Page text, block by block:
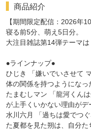
商品紹介
【期間限定配信：2026年
寝る前5分、萌え5日分。
大注目雑誌第14弾テーマは
●ラインナップ●
ひじき 「嫌いでいさせて
体の関係を持つようになっ
たまむしマン 「龍河くん
が上手くいかない理由が
水川六月 「過ちは愛でつ
た夏都を見た朔は、自分